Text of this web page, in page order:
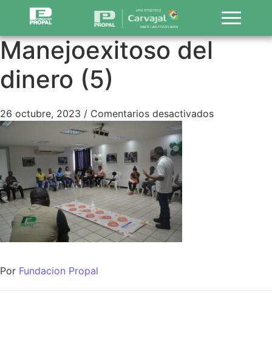
Manejoexitoso del
dinero (5)
26 octubre, 2023 / Comentarios desactivados
Por Fundacion Propal